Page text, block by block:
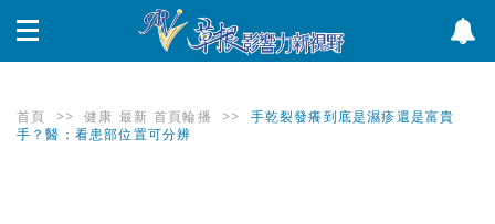
首頁 >> 健康 最新 首頁輪播 >>
手乾裂發癢到底是濕疹還是富貴
手？醫：看患部位置可分辨